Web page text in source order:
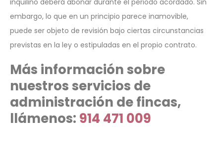
embargo, lo que en un principio parece inamovible,
puede ser objeto de revisión bajo ciertas circunstancias
previstas en la ley o estipuladas en el propio contrato.
Más información sobre
nuestros servicios de
administración de fincas,
llámenos: 914 471 009